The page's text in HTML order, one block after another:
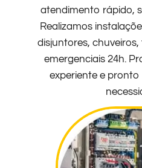
atendimento rápido,
Realizamos
disjuntores,
emergenciais 24h.
experiente e